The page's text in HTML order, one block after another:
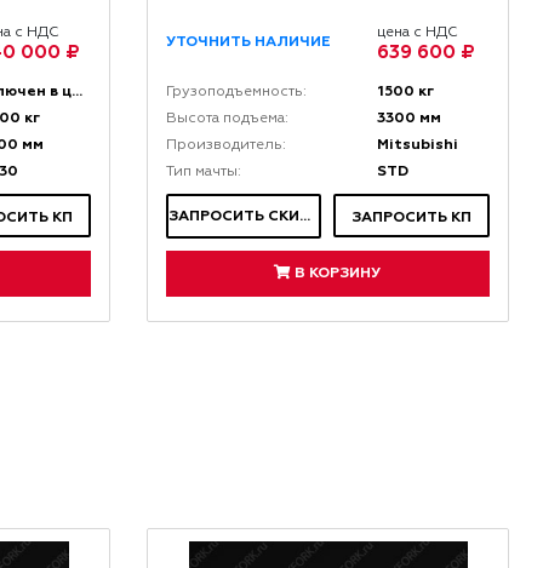
с НДС
000 ₽
включен в цену
кг
мм
КП
УТОЧНИТЬ НАЛИЧИЕ
цена с НДС
639 600 ₽
Грузоподъемность: 1500 кг
Высота подъема: 3300 мм
Производитель: Mitsubishi
Тип мачты: STD
ЗАПРОСИТЬ СКИДКУ ЗАПРОСИТЬ КП
В КОРЗИНУ